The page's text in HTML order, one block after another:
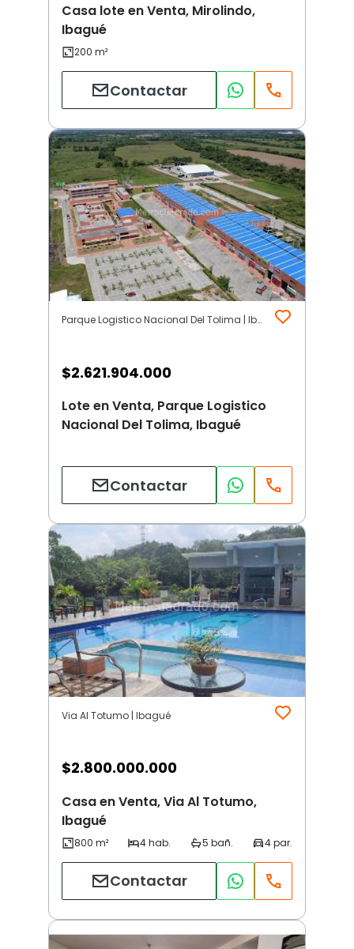
Casa lote en Venta, Mirolindo,
Ibagué
Contactar
Parque Logistico Nacional Del Tolima | Ibagué
$2.621.904.000
Lote en Venta, Parque Logistico
Nacional Del Tolima, Ibagué
Contactar
Via Al Totumo | Ibagué
$2.800.000.000
Casa en Venta, Via Al Totumo,
Ibagué
Contactar